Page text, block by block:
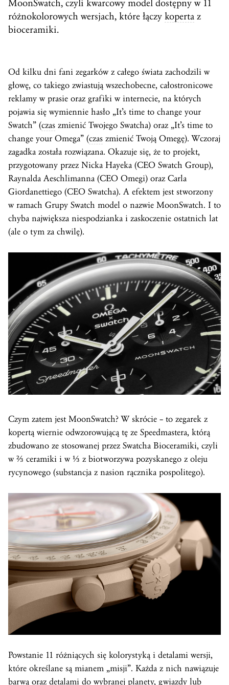
MoonSwatch, czyli kwarcowy model dostępny w 11
różnokolorowych wersjach, które łączy koperta z
bioceramiki.
Od kilku dni fani zegarków z całego świata zachodzili w
głowę, co takiego zwiastują wszechobecne, całostronicowe
reklamy w prasie oraz grafiki w internecie, na których
pojawia się wymiennie hasło „It’s time to change your
Swatch” (czas zmienić Twojego Swatcha) oraz „It’s time to
change your Omega” (czas zmienić Twoją Omegę). Wczoraj
zagadka została rozwiązana. Okazuje się, że to projekt,
przygotowany przez Nicka Hayeka (CEO Swatch Group),
Raynalda Aeschlimanna (CEO Omegi) oraz Carla
Giordanettiego (CEO Swatcha). A efektem jest stworzony
w ramach Grupy Swatch model o nazwie MoonSwatch. I to
chyba największa niespodzianka i zaskoczenie ostatnich lat
(ale o tym za chwilę).
Czym zatem jest MoonSwatch? W skrócie – to zegarek z
kopertą wiernie odwzorowującą tę ze Speedmastera, którą
zbudowano ze stosowanej przez Swatcha Bioceramiki, czyli
w ⅔ ceramiki i w ⅓ z biotworzywa pozyskanego z oleju
rycynowego (substancja z nasion rącznika pospolitego).
Powstanie 11 różniących się kolorystyką i detalami wersji,
które określane są mianem „misji”. Każda z nich nawiązuje
barwą oraz detalami do wybranej planety, gwiazdy lub